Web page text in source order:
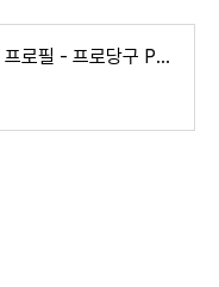
조재호 당구선수 나이 프로필 - 프로당구 PBA챔피언십 대회성적 랭킹